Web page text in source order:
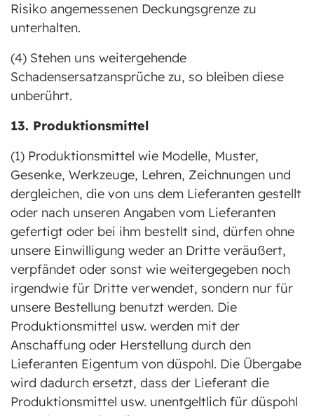
Risiko angemessenen Deckungsgrenze zu
unterhalten.
(4) Stehen uns weitergehende
Schadensersatzansprüche zu, so bleiben diese
unberührt.
13. Produktionsmittel
(1) Produktionsmittel wie Modelle, Muster,
Gesenke, Werkzeuge, Lehren, Zeichnungen und
dergleichen, die von uns dem Lieferanten gestellt
oder nach unseren Angaben vom Lieferanten
gefertigt oder bei ihm bestellt sind, dürfen ohne
unsere Einwilligung weder an Dritte veräußert,
verpfändet oder sonst wie weitergegeben noch
irgendwie für Dritte verwendet, sondern nur für
unsere Bestellung benutzt werden. Die
Produktionsmittel usw. werden mit der
Anschaffung oder Herstellung durch den
Lieferanten Eigentum von düspohl. Die Übergabe
wird dadurch ersetzt, dass der Lieferant die
Produktionsmittel usw. unentgeltlich für düspohl